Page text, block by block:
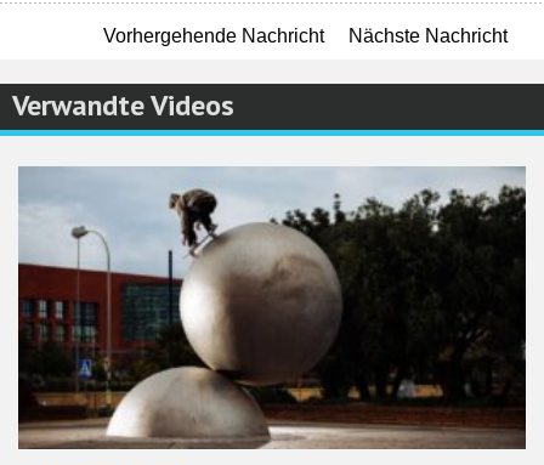
Vorhergehende Nachricht Nächste Nachricht
Verwandte Videos